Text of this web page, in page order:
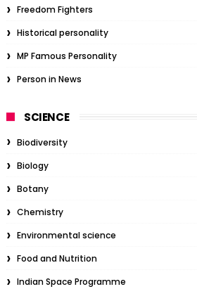
Freedom Fighters
Historical personality
MP Famous Personality
Person in News
SCIENCE
Biodiversity
Biology
Botany
Chemistry
Environmental science
Food and Nutrition
Indian Space Programme